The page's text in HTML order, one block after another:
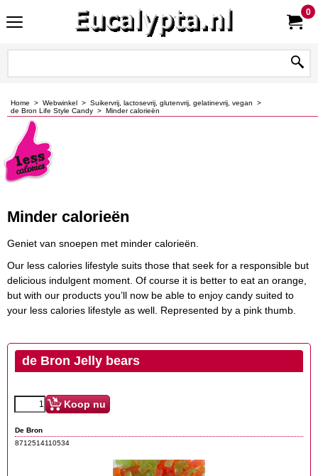
0
Home > Webwinkel > Suikervrij, lactosevrij, glutenvrij, gelatinevrij, vegan >
de Bron Life Style Candy > Minder calorieën
Minder calorieën
Geniet van snoepen met minder calorieën.
Our less calories lifestyle suits those that seek for a responsible but
delicious indulgent moment. Of course it is better to eat an orange,
but with our products you’ll now be able to enjoy candy suited to
your less calories lifestyle as well. Represented by a pink thumb.
de Bron Jelly bears
Koop nu
De Bron
8712514110534